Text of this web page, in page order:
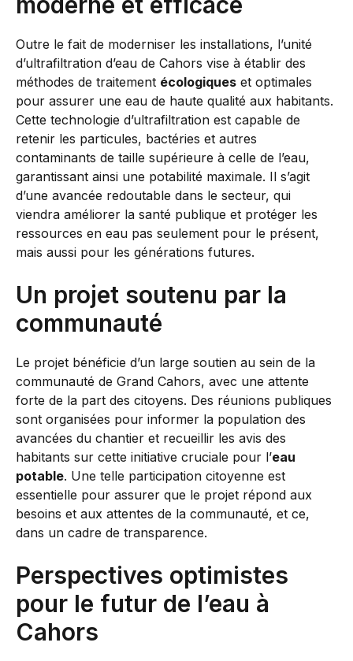
Outre le fait de moderniser les installations, l’unité
d’ultrafiltration d’eau de Cahors vise à établir des
méthodes de traitement écologiques et optimales
pour assurer une eau de haute qualité aux habitants.
Cette technologie d’ultrafiltration est capable de
retenir les particules, bactéries et autres
contaminants de taille supérieure à celle de l’eau,
garantissant ainsi une potabilité maximale. Il s’agit
d’une avancée redoutable dans le secteur, qui
viendra améliorer la santé publique et protéger les
ressources en eau pas seulement pour le présent,
mais aussi pour les générations futures.
Un projet soutenu par la
communauté
Le projet bénéficie d’un large soutien au sein de la
communauté de Grand Cahors, avec une attente
forte de la part des citoyens. Des réunions publiques
sont organisées pour informer la population des
avancées du chantier et recueillir les avis des
habitants sur cette initiative cruciale pour l’eau
potable. Une telle participation citoyenne est
essentielle pour assurer que le projet répond aux
besoins et aux attentes de la communauté, et ce,
dans un cadre de transparence.
Perspectives optimistes
pour le futur de l’eau à
Cahors